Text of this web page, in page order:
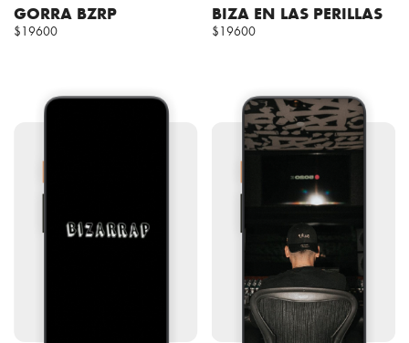
GORRA BZRP
$19600
BIZA EN LAS PERILLAS
$19600